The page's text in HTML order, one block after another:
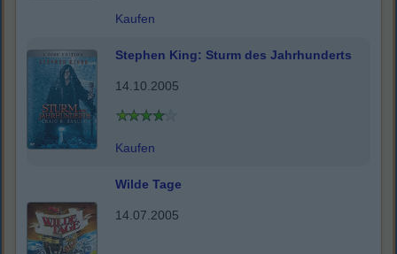
Kaufen
Stephen King: Sturm des Jahrhunderts
14.10.2005
Kaufen
Wilde Tage
14.07.2005